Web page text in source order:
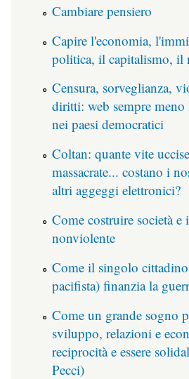
Cambiare pensiero
Capire l'economia,
politica, il capitalismo, il
Censura, sorveglianza,
diritti: web sempre meno
nei paesi democratici
Coltan: quante vite
massacrate... costano i
altri aggeggi elettronici?
Come costruire società e
nonviolente
Come il singolo
pacifista) finanzia la
Come un grande sogno
sviluppo, relazioni e
reciprocità e essere
Pecci)